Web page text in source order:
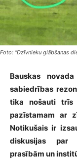
Foto: “Dzīvnieku glābšanas
Bauskas
sabiedrības
tika nošauti trīs
pazīstamam ar
Notikušais ir
diskusijas par
prasībām un